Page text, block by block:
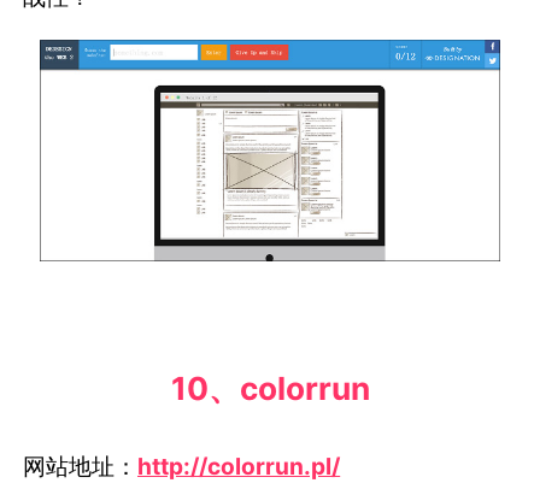
10、colorrun
网站地址： http://colorrun.pl/